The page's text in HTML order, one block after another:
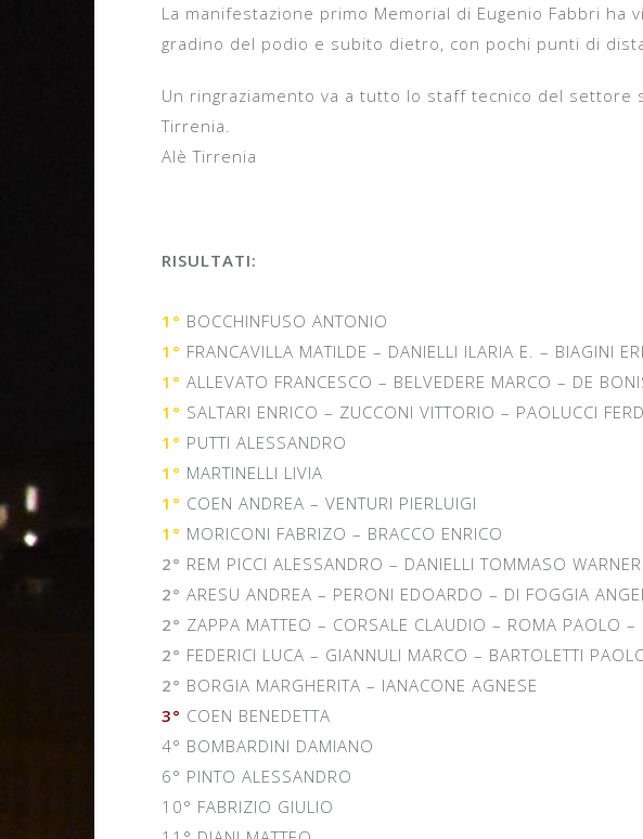
La manifestazione primo Memorial di Eugenio Fabbri ha
gradino del podio e subito dietro, con pochi punti di
Un ringraziamento va a tutto lo staff tecnico del
Tirrenia.
Alè Tirrenia
RISULTATI:
1° BOCCHINFUSO ANTONIO
1° FRANCAVILLA MATILDE – DANIELLI ILARIA E. – BIAGINI
1° ALLEVATO FRANCESCO – BELVEDERE MARCO – DE
1° SALTARI ENRICO – ZUCCONI VITTORIO – PAOLUCCI
1° PUTTI ALESSANDRO
1° MARTINELLI LIVIA
1° COEN ANDREA – VENTURI PIERLUIGI
1° MORICONI FABRIZO – BRACCO ENRICO
2° REM PICCI ALESSANDRO – DANIELLI TOMMASO WARNER
2° ARESU ANDREA – PERONI EDOARDO – DI FOGGIA
2° ZAPPA MATTEO – CORSALE CLAUDIO – ROMA PAOLO –
2° FEDERICI LUCA – GIANNULI MARCO – BARTOLETTI
2° BORGIA MARGHERITA – IANACONE AGNESE
3° COEN BENEDETTA
4° BOMBARDINI DAMIANO
6° PINTO ALESSANDRO
10° FABRIZIO GIULIO